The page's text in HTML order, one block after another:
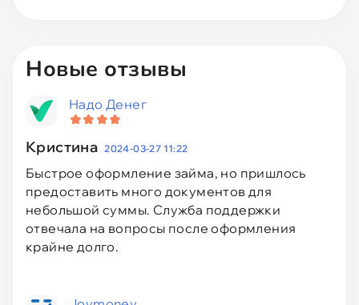
Новые отзывы
Надо Денег
Кристина 2024-03-27 11:22
Быстрое оформление займа, но пришлось
предоставить много документов для
небольшой суммы. Служба поддержки
отвечала на вопросы после оформления
крайне долго.